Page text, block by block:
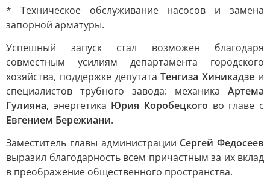
* Техническое обслуживание насосов и замена
запорной арматуры.
Успешный запуск стал возможен благодаря
совместным усилиям департамента городского
хозяйства, поддержке депутатаТенгиза Хиникадзе и
специалистов трубного завода: механика Артема
Гулияна, энергетика Юрия Коробецкого во главе с
Евгением Бережиани.
Заместитель главы администрации Сергей Федосеев
выразил благодарность всем причастным за их вклад
в преображение общественного пространства.